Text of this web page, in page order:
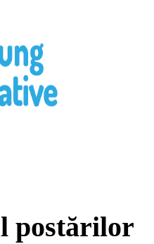
postărilor